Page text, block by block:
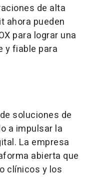
de alta
ahora pueden
para lograr una
y fiable para
soluciones de
a impulsar la
La empresa
abierta que
clínicos y los